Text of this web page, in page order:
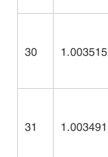
30 1.003515
31 1.003491